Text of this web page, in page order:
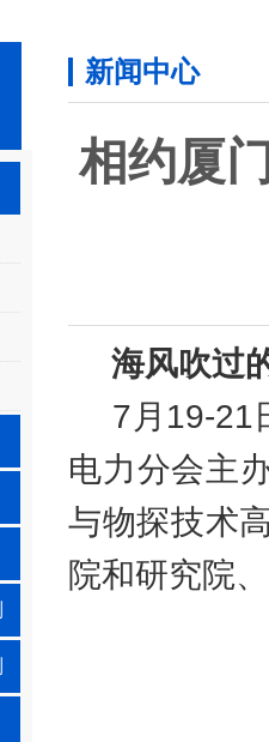
新闻中心
相约厦
海风吹过
7月19-21
电力分会主
与物探技术
院和研究院